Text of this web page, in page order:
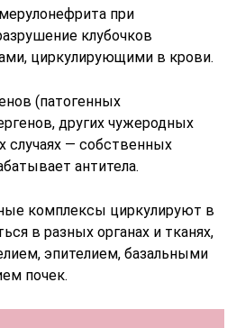
при
клубочков
циркулирующими в крови.
(патогенных
других чужеродных
случаях — собственных
антитела.
комплексы циркулируют в
в разных органах и тканях,
эпителием, базальными
почек.